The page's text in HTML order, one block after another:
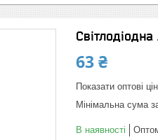
63 ₴
Показати оптові
Мінімальна сума
В наявності